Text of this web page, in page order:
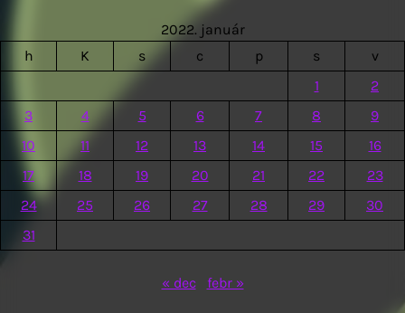
2022. január
h
K s c p s
v
1
2
3
4 5 6 7 8
9
10
11 12 13 14 15
16
17
18 19 20 21 22
23
24
25 26 27 28 29
30
31
« dec febr »